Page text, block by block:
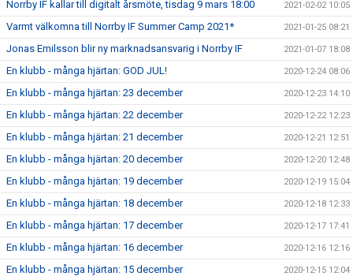
Norrby IF kallar till digitalt årsmöte, tisdag 9 mars 18:00 2021-02-02 10:05
Varmt välkomna till Norrby IF Summer Camp 2021* 2021-01-25 08:21
Jonas Emilsson blir ny marknadsansvarig i Norrby IF 2021-01-07 18:08
En klubb - många hjärtan: GOD JUL! 2020-12-24 08:06
En klubb - många hjärtan: 23 december 2020-12-23 14:10
En klubb - många hjärtan: 22 december 2020-12-22 12:23
En klubb - många hjärtan: 21 december 2020-12-21 12:51
En klubb - många hjärtan: 20 december 2020-12-20 12:48
En klubb - många hjärtan: 19 december 2020-12-19 15:04
En klubb - många hjärtan: 18 december 2020-12-18 12:33
En klubb - många hjärtan: 17 december 2020-12-17 17:41
En klubb - många hjärtan: 16 december 2020-12-16 12:16
En klubb - många hjärtan: 15 december 2020-12-15 12:04